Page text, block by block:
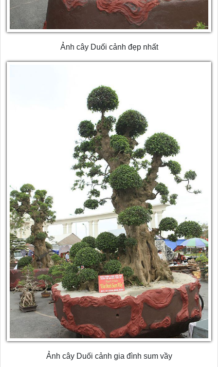
Ảnh cây Duối cảnh đẹp nhất
Ảnh cây Duối cảnh gia đình sum vầy